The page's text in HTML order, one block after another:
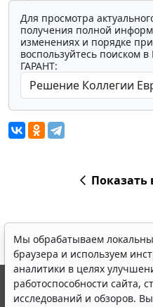
Для просмотра
получения полной
изменениях и порядке
воспользуйтесь поиском
ГАРАНТ:
Показать
Мы обрабатываем
браузера и используем
аналитики в целях
работоспособности сайта,
исследований и обзоров.
© ООО "НПП "ГАРАНТ-